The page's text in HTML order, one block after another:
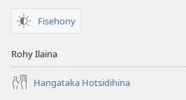
Fisehony
Rohy Ilaina
Hangataka Hotsidihina